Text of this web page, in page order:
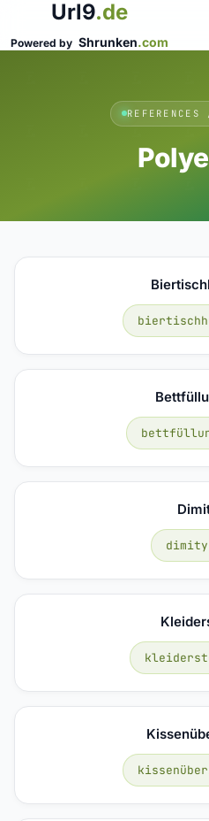
Url9.de
Powered by Shrunken.com
REFERENCES